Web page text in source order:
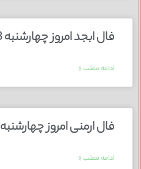
فال ابجد امروز چهارشنبه 3 دی 1404
ادامه مطلب »
فال ارمنی امروز چهارشنبه 3 دی 1404
ادامه مطلب »